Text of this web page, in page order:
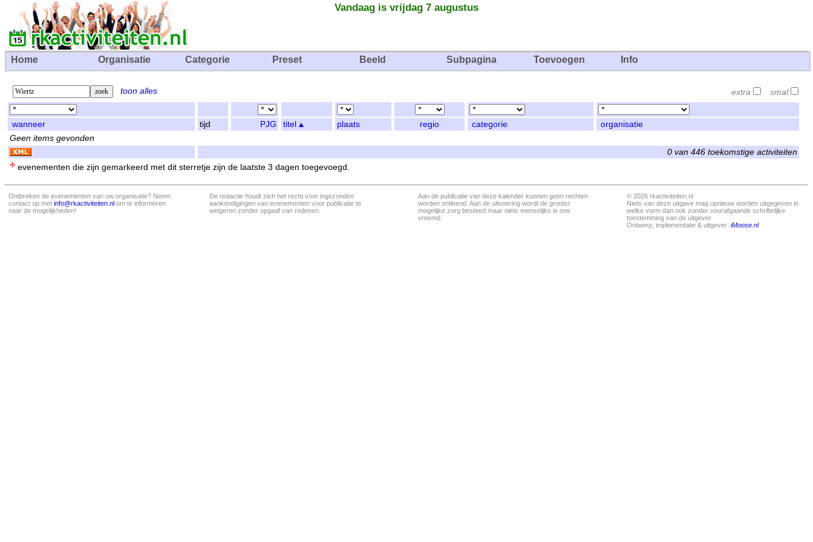
Vandaag is vrijdag 7 augustus
Home Organisatie Categorie Preset Beeld Subpagina Toevoegen Info
toon alles extra smal
wanneer tijd PJG titel plaats regio categorie
organisatie
Geen items gevonden
0 van 446 toekomstige activiteiten
evenementen die zijn gemarkeerd met dit sterretje zijn de laatste 3 dagen toegevoegd.
Ontbreken de evenementen van uw organisatie? Neem
contact op met info@rkactiviteiten.nl om te informeren
naar de mogelijkheden!
De redactie houdt zich het recht voor ingezonden
aankondigingen van evenementen voor publicatie te
weigeren zonder opgaaf van redenen.
Aan de publicatie van deze kalender kunnen geen rechten
worden ontleend. Aan de uitvoering wordt de grootst
mogelijke zorg besteed maar niets menselijks is ons
vreemd.
© 2026 rkactiviteiten.nl
Niets van deze uitgave mag opnieuw worden uitgegeven in
welke vorm dan ook zonder voorafgaande schriftelijke
toestemming van de uitgever
Ontwerp, implementatie & uitgever: iMoose.nl